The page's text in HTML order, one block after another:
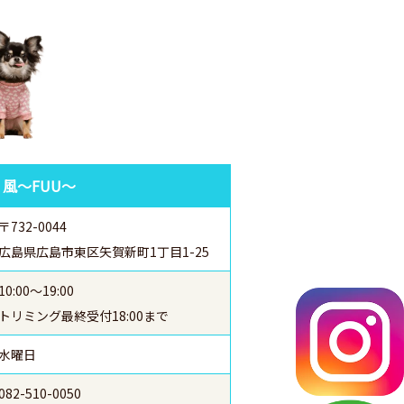
～FUU～
732-0044
島県広島市東区矢賀新町1丁目1-25
～19:00
リミング最終受付18:00まで
曜日
510-0050